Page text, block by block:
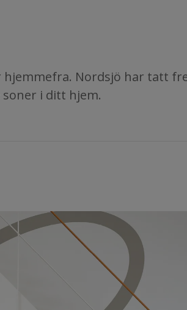
Nordsjö har tatt
i ditt hjem.